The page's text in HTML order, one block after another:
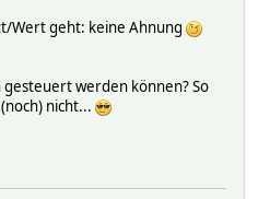
Wert geht: keine Ahnung
gesteuert werden können? So
nicht...